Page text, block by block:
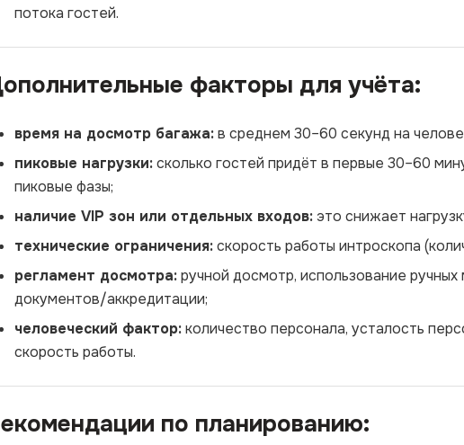
потока гостей.
факторы для учёта:
время на досмотр багажа:в среднем 30–60 секунд на
пиковые нагрузки:сколько гостей придёт в первые 30–60
пиковые фазы;
наличие VIP зон или отдельных входов:это снижает
технические ограничения:скорость работы интроскопа
регламент досмотра:ручной досмотр, использование
документов/аккредитации;
человеческий фактор:количество персонала, усталость
скорость работы.
по планированию: